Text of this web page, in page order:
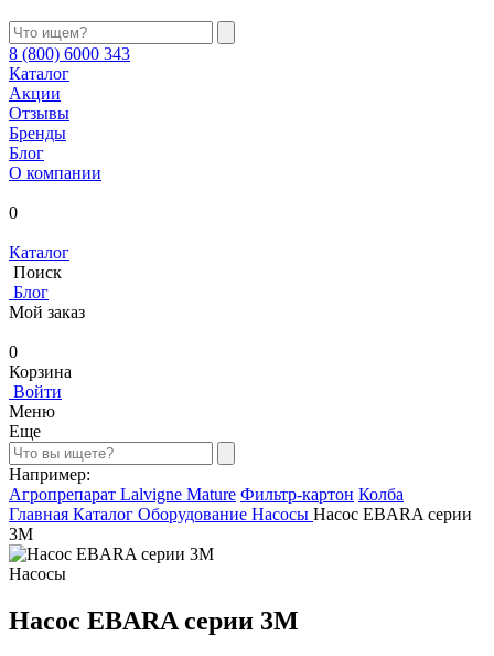
8 (800) 6000 343
Каталог
Акции
Отзывы
Бренды
Блог
О компании
0
Каталог
Поиск
Блог
Мой заказ
0
Корзина
Войти
Меню
Еще
Например:
Агропрепарат Lalvigne Mature Фильтр-картон Колба
Главная Каталог Оборудование Насосы Насос EBARA серии
3M
Насосы
Насос EBARA серии 3M